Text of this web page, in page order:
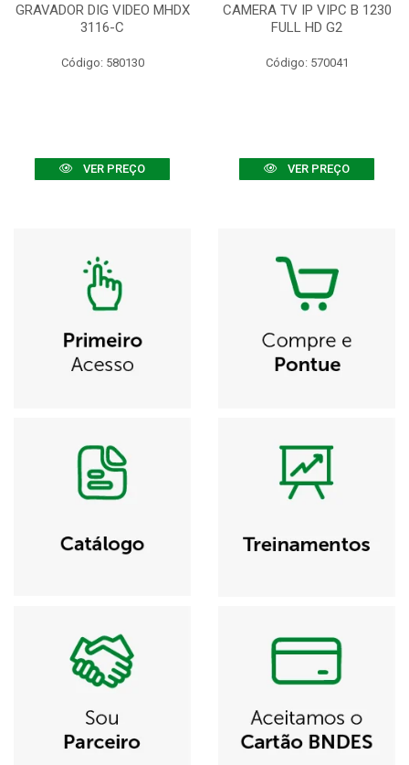
GRAVADOR DIG VIDEO MHDX
3116-C
Código: 580130
VER PREÇO
CAMERA TV IP VIPC B 1230
FULL HD G2
Código: 570041
VER PREÇO